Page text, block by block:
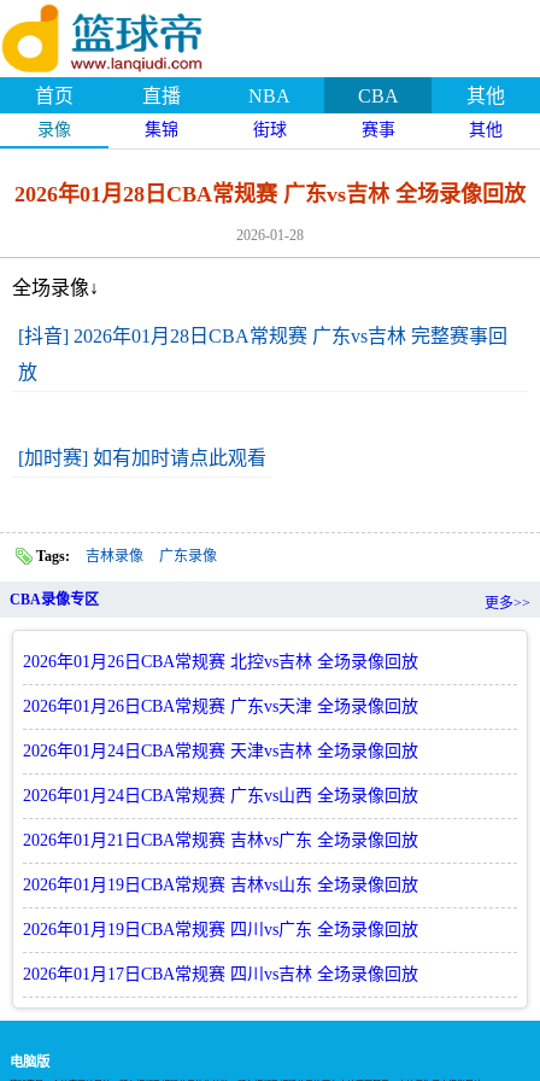
首页 直播 NBA CBA 其他
录像 集锦 街球 赛事 其他
2026年01月28日CBA常规赛 广东vs吉林 全场录像回放
2026-01-28
全场录像↓
[抖音] 2026年01月28日CBA常规赛 广东vs吉林 完整赛事回
放
[加时赛] 如有加时请点此观看
Tags: 吉林录像 广东录像
CBA录像专区 更多>>
2026年01月26日CBA常规赛 北控vs吉林 全场录像回放
2026年01月26日CBA常规赛 广东vs天津 全场录像回放
2026年01月24日CBA常规赛 天津vs吉林 全场录像回放
2026年01月24日CBA常规赛 广东vs山西 全场录像回放
2026年01月21日CBA常规赛 吉林vs广东 全场录像回放
2026年01月19日CBA常规赛 吉林vs山东 全场录像回放
2026年01月19日CBA常规赛 四川vs广东 全场录像回放
2026年01月17日CBA常规赛 四川vs吉林 全场录像回放
电脑版